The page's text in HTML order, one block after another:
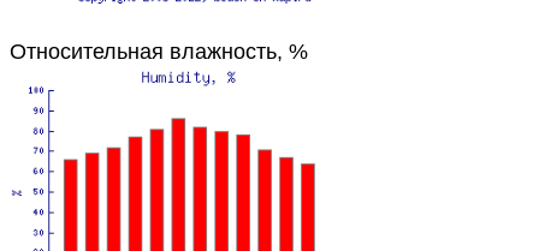
Относительная влажность, %